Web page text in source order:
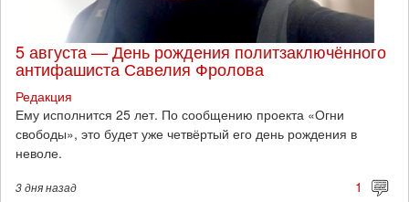
5 августа — День рождения политзаключённого
антифашиста Савелия Фролова
Редакция
Ему исполнится 25 лет. По сообщению проекта «Огни
свободы», это будет уже четвёртый его день рождения в
неволе.
3 дняназад 1